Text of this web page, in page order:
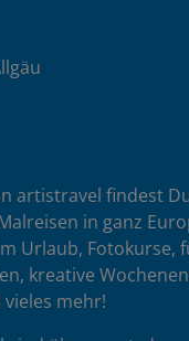
artistravel findest
in ganz
Urlaub, Fotokurse,
kreative
mehr!